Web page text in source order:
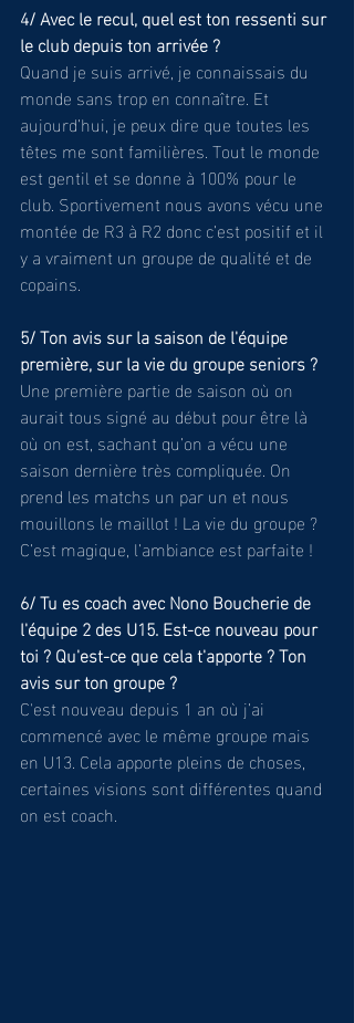
4/ Avec le recul, quel est ton ressenti sur
le club depuis ton arrivée ?
Quand je suis arrivé, je connaissais du
monde sans trop en connaître. Et
aujourd’hui, je peux dire que toutes les
têtes me sont familières. Tout le monde
est gentil et se donne à 100% pour le
club. Sportivement nous avons vécu une
montée de R3 à R2 donc c’est positif et il
y a vraiment un groupe de qualité et de
copains.
5/ Ton avis sur la saison de l'équipe
première, sur la vie du groupe seniors ?
Une première partie de saison où on
aurait tous signé au début pour être là
où on est, sachant qu’on a vécu une
saison dernière très compliquée. On
prend les matchs un par un et nous
mouillons le maillot ! La vie du groupe ?
C’est magique, l’ambiance est parfaite !
6/ Tu es coach avec Nono Boucherie de
l'équipe 2 des U15. Est-ce nouveau pour
toi ? Qu'est-ce que cela t'apporte ? Ton
avis sur ton groupe ?
C'est nouveau depuis 1 an où j’ai
commencé avec le même groupe mais
en U13. Cela apporte pleins de choses,
certaines visions sont différentes quand
on est coach.